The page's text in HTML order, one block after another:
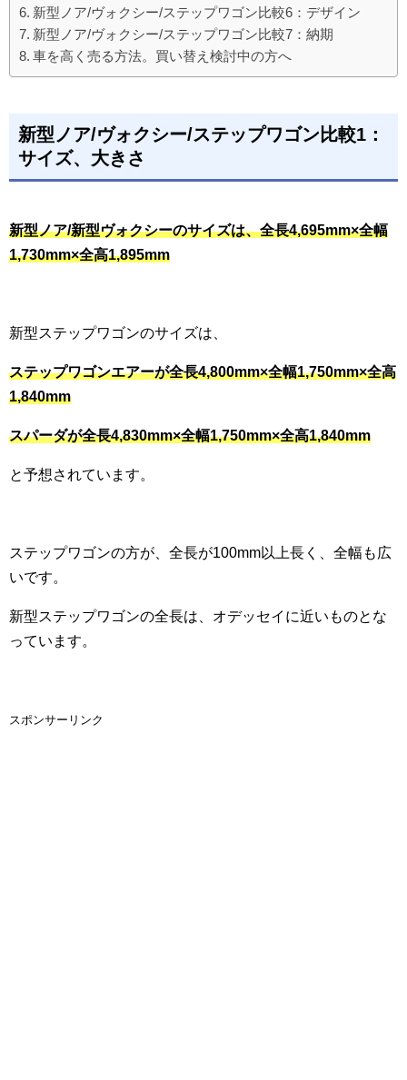
新型ノア/ヴォクシー/ステップワゴン比較6：デザイン
新型ノア/ヴォクシー/ステップワゴン比較7：納期
車を高く売る方法。買い替え検討中の方へ
新型ノア/ヴォクシー/ステップワゴン比較1：
サイズ、大きさ
新型ノア/新型ヴォクシーのサイズは、全長4,695mm×全幅
1,730mm×全高1,895mm
新型ステップワゴンのサイズは、
ステップワゴンエアーが全長4,800mm×全幅1,750mm×全高
1,840mm
スパーダが全長4,830mm×全幅1,750mm×全高1,840mm
と予想されています。
ステップワゴンの方が、全長が100mm以上長く、全幅も広
いです。
新型ステップワゴンの全長は、オデッセイに近いものとな
っています。
スポンサーリンク